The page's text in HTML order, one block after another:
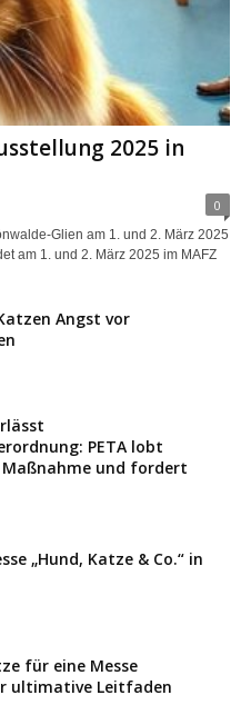
2025 in
0
Glien am 1. und 2. März 2025
am 1. und 2. März 2025 im MAFZ
Angst vor
PETA lobt
und fordert
„Hund, Katze & Co.“ in
für eine Messe
ultimative Leitfaden